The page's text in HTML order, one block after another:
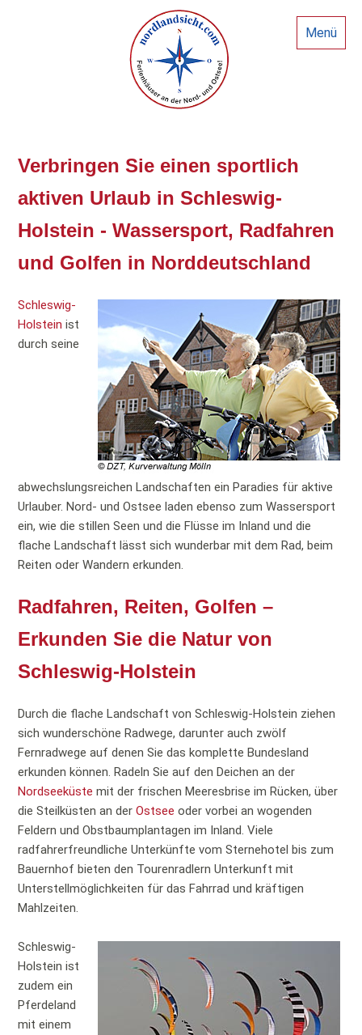
Menü
Verbringen Sie einen sportlich
aktiven Urlaub in Schleswig-
Holstein - Wassersport, Radfahren
und Golfen in Norddeutschland
Schleswig-
Holstein ist
durch seine
abwechslungsreichen Landschaften ein Paradies für aktive
Urlauber. Nord- und Ostsee laden ebenso zum Wassersport
ein, wie die stillen Seen und die Flüsse im Inland und die
flache Landschaft lässt sich wunderbar mit dem Rad, beim
Reiten oder Wandern erkunden.
Radfahren, Reiten, Golfen –
Erkunden Sie die Natur von
Schleswig-Holstein
Durch die flache Landschaft von Schleswig-Holstein ziehen
sich wunderschöne Radwege, darunter auch zwölf
Fernradwege auf denen Sie das komplette Bundesland
erkunden können. Radeln Sie auf den Deichen an der
Nordseeküste mit der frischen Meeresbrise im Rücken, über
die Steilküsten an derOstsee oder vorbei an wogenden
Feldern und Obstbaumplantagen im Inland. Viele
radfahrerfreundliche Unterkünfte vom Sternehotel bis zum
Bauernhof bieten den Tourenradlern Unterkunft mit
Unterstellmöglichkeiten für das Fahrrad und kräftigen
Mahlzeiten.
Schleswig-
Holstein ist
zudem ein
Pferdeland
mit einem